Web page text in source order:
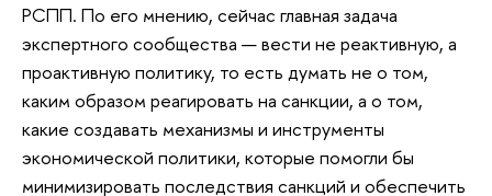
РСПП. По его мнению, сейчас главная задача
экспертного сообщества — вести не реактивную, а
проактивную политику, то есть думать не о том,
каким образом реагировать на санкции, а о том,
какие создавать механизмы и инструменты
экономической политики, которые помогли бы
минимизировать последствия санкций и обеспечить